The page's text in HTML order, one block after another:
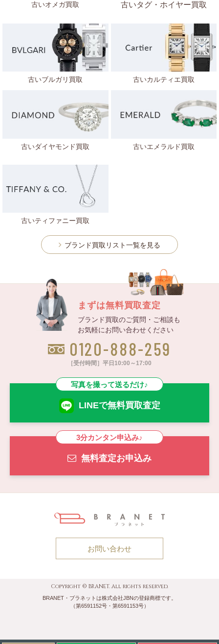
古いオメガ買取 古いタグ・ホイヤー買取
古いブルガリ買取 古いカルティエ買取
古いダイヤモンド買取 古いエメラルド買取
古いティファニー買取
ブランド買取リスト一覧を見る
まずは無料買取査定
ブランド買取のご質問・ご相談も
お気軽にお問い合わせください
0120-888-259
［受付時間］平日10:00～17:00
LINEで無料買取査定
写真を撮って送るだけ♪
無料査定お申込み
3分カンタン申込み♪
お問い合わせ
Copyright © BRANET. All rights reserved.
BRANET・ブラネットは株式会社JBNの登録商標です。
（第6591152号・第6591153号）